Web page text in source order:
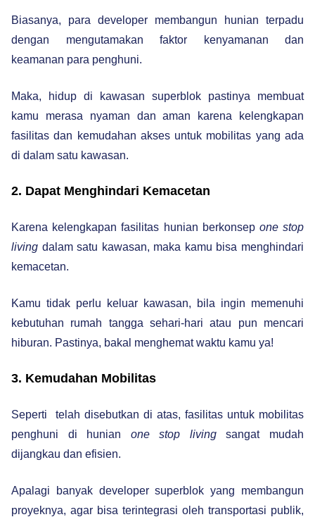
Biasanya, para developer membangun hunian terpadu
dengan mengutamakan faktor kenyamanan dan
keamanan para penghuni.
Maka, hidup di kawasan superblok pastinya membuat
kamu merasa nyaman dan aman karena kelengkapan
fasilitas dan kemudahan akses untuk mobilitas yang ada
di dalam satu kawasan.
2. Dapat Menghindari Kemacetan
Karena kelengkapan fasilitas hunian berkonsep one stop
living dalam satu kawasan, maka kamu bisa menghindari
kemacetan.
Kamu tidak perlu keluar kawasan, bila ingin memenuhi
kebutuhan rumah tangga sehari-hari atau pun mencari
hiburan. Pastinya, bakal menghemat waktu kamu ya!
3. Kemudahan Mobilitas
Seperti telah disebutkan di atas, fasilitas untuk mobilitas
penghuni di hunian one stop livingsangat mudah
dijangkau dan efisien.
Apalagi banyak developer superblok yang membangun
proyeknya, agar bisa terintegrasi oleh transportasi publik,